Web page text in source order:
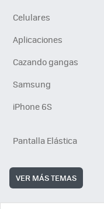
Celulares
Aplicaciones
Cazando gangas
Samsung
iPhone 6S
Pantalla Elástica
VER MÁS TEMAS